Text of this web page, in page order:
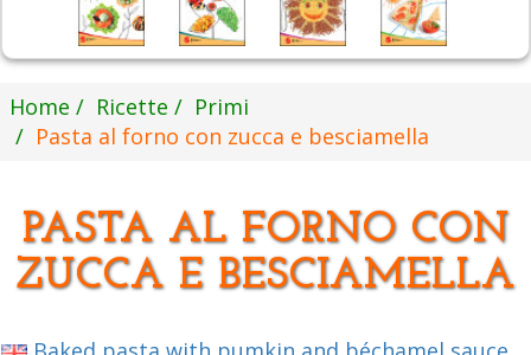
Home Ricette
Primi
Pasta al forno con zucca e besciamella
PASTA AL FORNO CON
ZUCCA E BESCIAMELLA